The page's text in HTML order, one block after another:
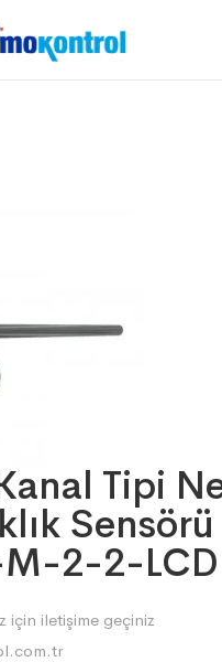
Tipi
Sensörü
2-2-LCD
için iletişime geçiniz